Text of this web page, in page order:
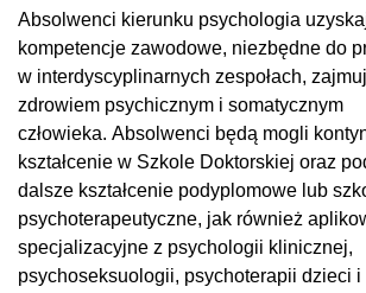
Absolwenci kierunku psychologia
kompetencje zawodowe, niezbędne do
w interdyscyplinarnych zespołach,
zdrowiem psychicznym i somatycznym
człowieka. Absolwenci będą mogli
kształcenie w Szkole Doktorskiej oraz
dalsze kształcenie podyplomowe lub
psychoterapeutyczne, jak również
specjalizacyjne z psychologii klinicznej,
psychoseksuologii, psychoterapii dzieci i